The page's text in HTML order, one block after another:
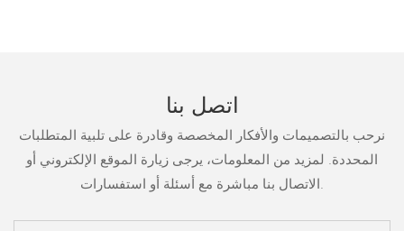
اتصل بنا
نرحب بالتصميمات والأفكار المخصصة وقادرة على تلبية المتطلبات
المحددة. لمزيد من المعلومات، يرجى زيارة الموقع الإلكتروني أو